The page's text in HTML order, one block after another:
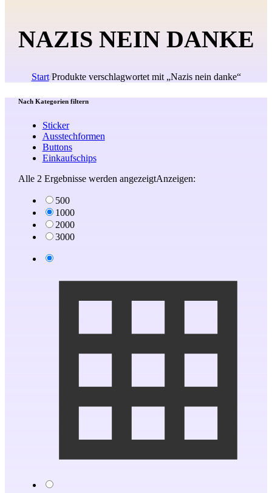
NAZIS NEIN DANKE
Start/Produkte verschlagwortet mit „Nazis nein danke“
Nach Kategorien filtern
Sticker
Ausstechformen
Buttons
Einkaufschips
Alle 2 Ergebnisse werden angezeigtNach
Anzeigen:
500
1000
2000
3000